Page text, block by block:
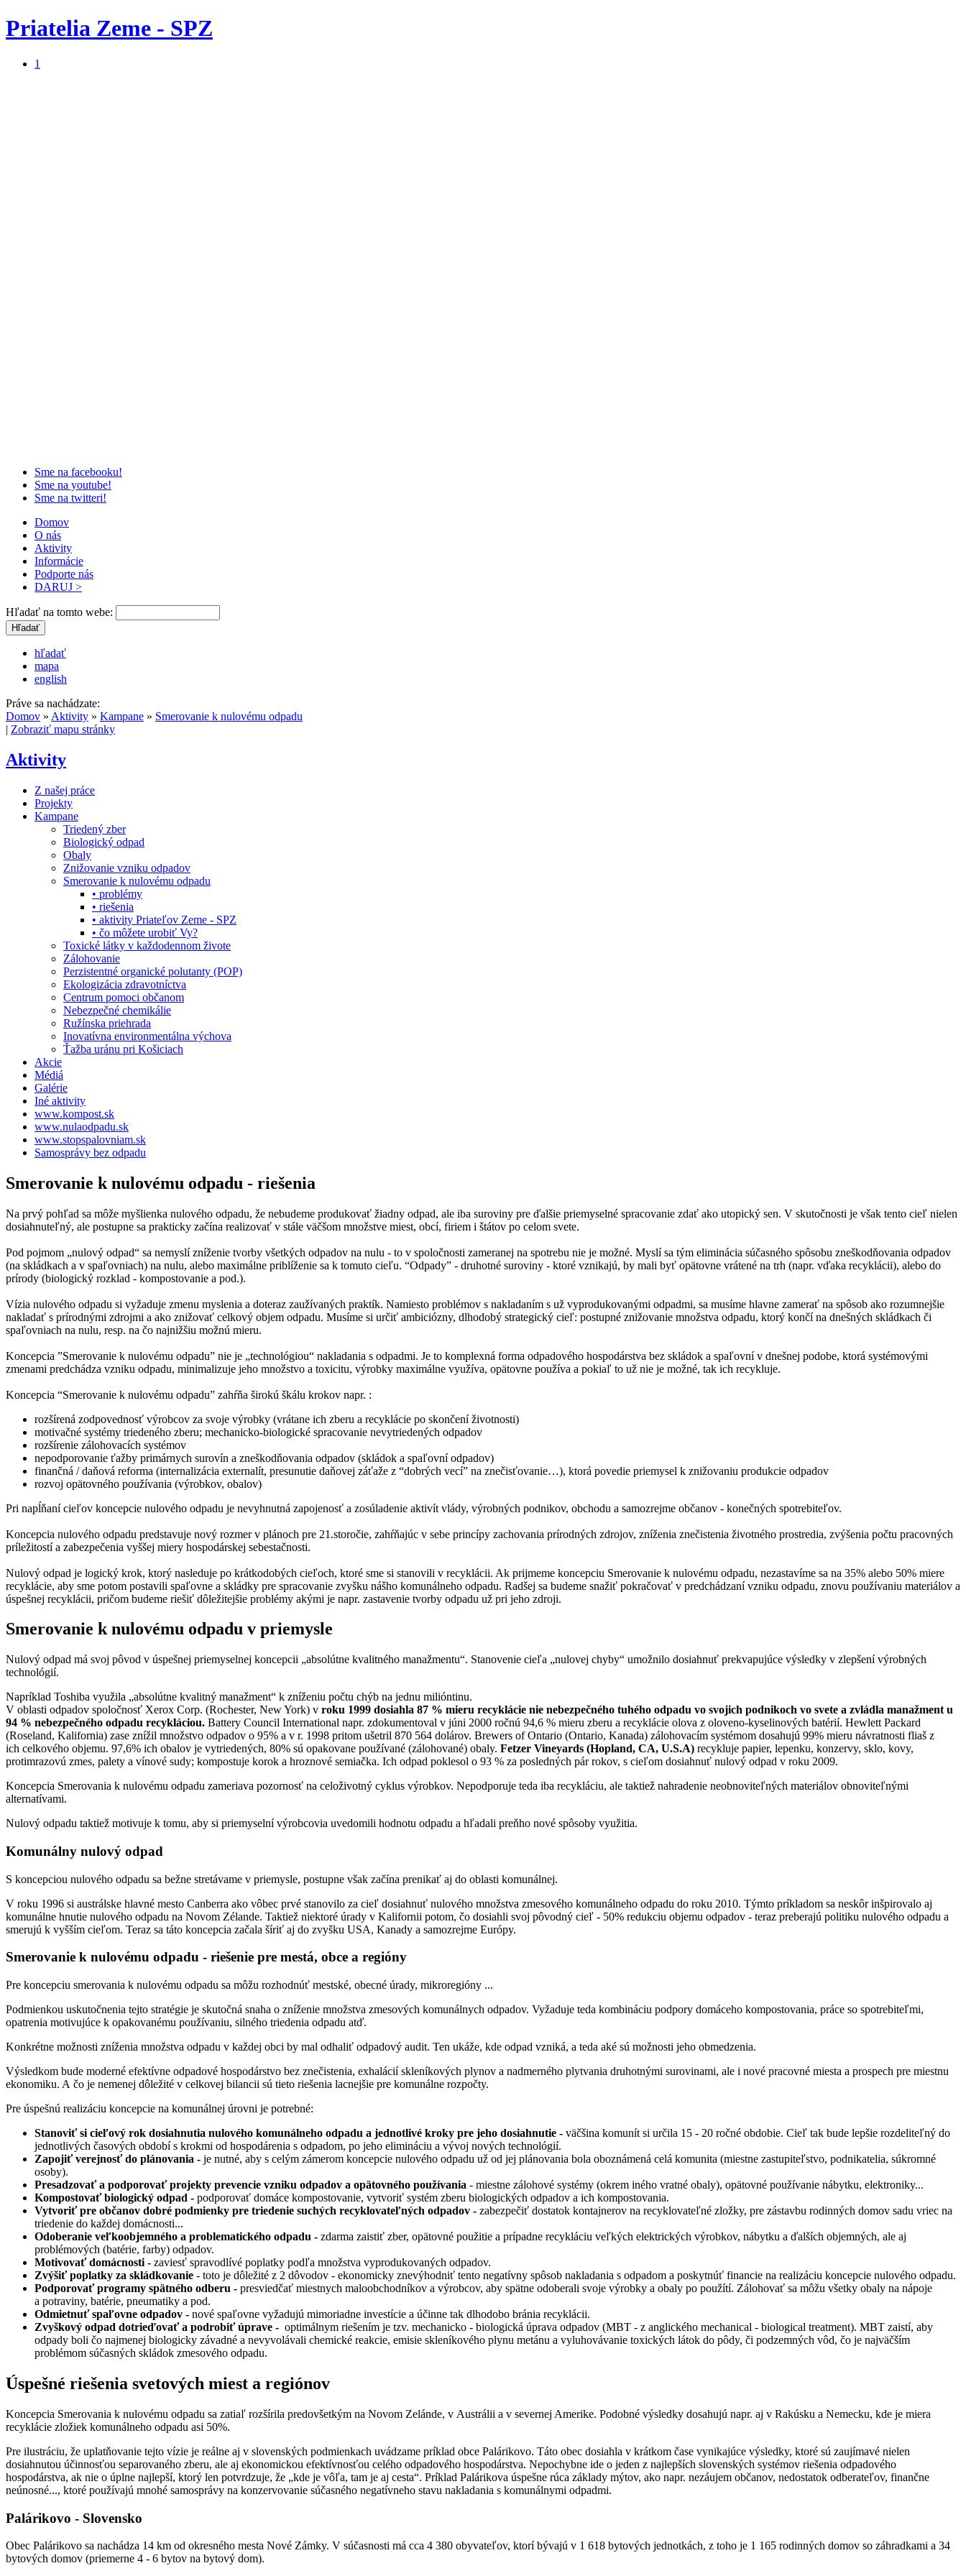
Priatelia Zeme - SPZ
1
Sme na facebooku!
Sme na youtube!
Sme na twitteri!
Domov
O nás
Aktivity
Informácie
Podporte nás
DARUJ >
Hľadať na tomto webe:
hľadať
mapa
english
Práve sa nachádzate:
Domov » Aktivity » Kampane » Smerovanie k nulovému odpadu
| Zobraziť mapu stránky
Aktivity
Z našej práce
Projekty
Kampane
Triedený zber
Biologický odpad
Obaly
Znižovanie vzniku odpadov
Smerovanie k nulovému odpadu
• problémy
• riešenia
• aktivity Priateľov Zeme - SPZ
• čo môžete urobiť Vy?
Toxické látky v každodennom živote
Zálohovanie
Perzistentné organické polutanty (POP)
Ekologizácia zdravotníctva
Centrum pomoci občanom
Nebezpečné chemikálie
Ružínska priehrada
Inovatívna environmentálna výchova
Ťažba uránu pri Košiciach
Akcie
Médiá
Galérie
Iné aktivity
www.kompost.sk
www.nulaodpadu.sk
www.stopspalovniam.sk
Samosprávy bez odpadu
Smerovanie k nulovému odpadu - riešenia
Na prvý pohľad sa môže myšlienka nulového odpadu, že nebudeme produkovať žiadny odpad, ale iba suroviny pre ďalšie priemyselné spracovanie zdať ako utopický sen. V skutočnosti je však tento cieľ nielen
dosiahnuteľný, ale postupne sa prakticky začína realizovať v stále väčšom množstve miest, obcí, firiem i štátov po celom svete.
Pod pojmom „nulový odpad“ sa nemyslí zníženie tvorby všetkých odpadov na nulu - to v spoločnosti zameranej na spotrebu nie je možné. Myslí sa tým eliminácia súčasného spôsobu zneškodňovania odpadov
(na skládkach a v spaľovniach) na nulu, alebo maximálne priblíženie sa k tomuto cieľu. “Odpady” - druhotné suroviny - ktoré vznikajú, by mali byť opätovne vrátené na trh (napr. vďaka recyklácii), alebo do
prírody (biologický rozklad - kompostovanie a pod.).
Vízia nulového odpadu si vyžaduje zmenu myslenia a doteraz zaužívaných praktík. Namiesto problémov s nakladaním s už vyprodukovanými odpadmi, sa musíme hlavne zamerať na spôsob ako rozumnejšie
nakladať s prírodnými zdrojmi a ako znižovať celkový objem odpadu. Musíme si určiť ambiciózny, dlhodobý strategický cieľ: postupné znižovanie množstva odpadu, ktorý končí na dnešných skládkach či
spaľovniach na nulu, resp. na čo najnižšiu možnú mieru.
Koncepcia ”Smerovanie k nulovému odpadu” nie je „technológiou“ nakladania s odpadmi. Je to komplexná forma odpadového hospodárstva bez skládok a spaľovní v dnešnej podobe, ktorá systémovými
zmenami predchádza vzniku odpadu, minimalizuje jeho množstvo a toxicitu, výrobky maximálne využíva, opätovne používa a pokiaľ to už nie je možné, tak ich recykluje.
Koncepcia “Smerovanie k nulovému odpadu” zahŕňa širokú škálu krokov napr. :
rozšírená zodpovednosť výrobcov za svoje výrobky (vrátane ich zberu a recyklácie po skončení životnosti)
motivačné systémy triedeného zberu; mechanicko-biologické spracovanie nevytriedených odpadov
rozšírenie zálohovacích systémov
nepodporovanie ťažby primárnych surovín a zneškodňovania odpadov (skládok a spaľovní odpadov)
finančná / daňová reforma (internalizácia externalít, presunutie daňovej záťaže z “dobrých vecí” na znečisťovanie…), ktorá povedie priemysel k znižovaniu produkcie odpadov
rozvoj opätovného používania (výrobkov, obalov)
Pri napĺňaní cieľov koncepcie nulového odpadu je nevyhnutná zapojenosť a zosúladenie aktivít vlády, výrobných podnikov, obchodu a samozrejme občanov - konečných spotrebiteľov.
Koncepcia nulového odpadu predstavuje nový rozmer v plánoch pre 21.storočie, zahŕňajúc v sebe princípy zachovania prírodných zdrojov, zníženia znečistenia životného prostredia, zvýšenia počtu pracovných
príležitostí a zabezpečenia vyššej miery hospodárskej sebestačnosti.
Nulový odpad je logický krok, ktorý nasleduje po krátkodobých cieľoch, ktoré sme si stanovili v recyklácii. Ak prijmeme koncepciu Smerovanie k nulovému odpadu, nezastavíme sa na 35% alebo 50% miere
recyklácie, aby sme potom postavili spaľovne a skládky pre spracovanie zvyšku nášho komunálneho odpadu. Radšej sa budeme snažiť pokračovať v predchádzaní vzniku odpadu, znovu používaniu materiálov a
úspešnej recyklácii, pričom budeme riešiť dôležitejšie problémy akými je napr. zastavenie tvorby odpadu už pri jeho zdroji.
Smerovanie k nulovému odpadu v priemysle
Nulový odpad má svoj pôvod v úspešnej priemyselnej koncepcii „absolútne kvalitného manažmentu“. Stanovenie cieľa „nulovej chyby“ umožnilo dosiahnuť prekvapujúce výsledky v zlepšení výrobných
technológií.
Napríklad Toshiba využila „absolútne kvalitný manažment“ k zníženiu počtu chýb na jednu milióntinu.
V oblasti odpadov spoločnosť Xerox Corp. (Rochester, New York) v roku 1999 dosiahla 87 % mieru recyklácie nie nebezpečného tuhého odpadu vo svojich podnikoch vo svete a zvládla manažment u
94 % nebezpečného odpadu recykláciou. Battery Council International napr. zdokumentoval v júni 2000 ročnú 94,6 % mieru zberu a recyklácie olova z oloveno-kyselinových batérií. Hewlett Packard
(Roseland, Kalifornia) zase znížil množstvo odpadov o 95% a v r. 1998 pritom ušetril 870 564 dolárov. Brewers of Ontario (Ontario, Kanada) zálohovacím systémom dosahujú 99% mieru návratnosti fliaš z
ich celkového objemu. 97,6% ich obalov je vytriedených, 80% sú opakovane používané (zálohované) obaly. Fetzer Vineyards (Hopland, CA, U.S.A) recykluje papier, lepenku, konzervy, sklo, kovy,
protimrazovú zmes, palety a vínové sudy; kompostuje korok a hroznové semiačka. Ich odpad poklesol o 93 % za posledných pár rokov, s cieľom dosiahnuť nulový odpad v roku 2009.
Koncepcia Smerovania k nulovému odpadu zameriava pozornosť na celoživotný cyklus výrobkov. Nepodporuje teda iba recykláciu, ale taktiež nahradenie neobnoviteľných materiálov obnoviteľnými
alternatívami.
Nulový odpadu taktiež motivuje k tomu, aby si priemyselní výrobcovia uvedomili hodnotu odpadu a hľadali preňho nové spôsoby využitia.
Komunálny nulový odpad
S koncepciou nulového odpadu sa bežne stretávame v priemysle, postupne však začína prenikať aj do oblasti komunálnej.
V roku 1996 si austrálske hlavné mesto Canberra ako vôbec prvé stanovilo za cieľ dosiahnuť nulového množstva zmesového komunálneho odpadu do roku 2010. Týmto príkladom sa neskôr inšpirovalo aj
komunálne hnutie nulového odpadu na Novom Zélande. Taktiež niektoré úrady v Kalifornii potom, čo dosiahli svoj pôvodný cieľ - 50% redukciu objemu odpadov - teraz preberajú politiku nulového odpadu a
smerujú k vyšším cieľom. Teraz sa táto koncepcia začala šíriť aj do zvyšku USA, Kanady a samozrejme Európy.
Smerovanie k nulovému odpadu - riešenie pre mestá, obce a regióny
Pre koncepciu smerovania k nulovému odpadu sa môžu rozhodnúť mestské, obecné úrady, mikroregióny ...
Podmienkou uskutočnenia tejto stratégie je skutočná snaha o zníženie množstva zmesových komunálnych odpadov. Vyžaduje teda kombináciu podpory domáceho kompostovania, práce so spotrebiteľmi,
opatrenia motivujúce k opakovanému používaniu, silného triedenia odpadu atď.
Konkrétne možnosti zníženia množstva odpadu v každej obci by mal odhaliť odpadový audit. Ten ukáže, kde odpad vzniká, a teda aké sú možnosti jeho obmedzenia.
Výsledkom bude moderné efektívne odpadové hospodárstvo bez znečistenia, exhalácií skleníkových plynov a nadmerného plytvania druhotnými surovinami, ale i nové pracovné miesta a prospech pre miestnu
ekonomiku. A čo je nemenej dôležité v celkovej bilancii sú tieto riešenia lacnejšie pre komunálne rozpočty.
Pre úspešnú realizáciu koncepcie na komunálnej úrovni je potrebné:
Stanoviť si cieľový rok dosiahnutia nulového komunálneho odpadu a jednotlivé kroky pre jeho dosiahnutie - väčšina komunít si určila 15 - 20 ročné obdobie. Cieľ tak bude lepšie rozdeliteľný do
jednotlivých časových období s krokmi od hospodárenia s odpadom, po jeho elimináciu a vývoj nových technológií.
Zapojiť verejnosť do plánovania - je nutné, aby s celým zámerom koncepcie nulového odpadu už od jej plánovania bola oboznámená celá komunita (miestne zastupiteľstvo, podnikatelia, súkromné
osoby).
Presadzovať a podporovať projekty prevencie vzniku odpadov a opätovného používania - miestne zálohové systémy (okrem iného vratné obaly), opätovné používanie nábytku, elektroniky...
Kompostovať biologický odpad - podporovať domáce kompostovanie, vytvoriť systém zberu biologických odpadov a ich kompostovania.
Vytvoriť pre občanov dobré podmienky pre triedenie suchých recyklovateľných odpadov - zabezpečiť dostatok kontajnerov na recyklovateľné zložky, pre zástavbu rodinných domov sadu vriec na
triedenie do každej domácnosti...
Odoberanie veľkoobjemného a problematického odpadu - zdarma zaistiť zber, opätovné použitie a prípadne recykláciu veľkých elektrických výrobkov, nábytku a ďalších objemných, ale aj
problémových (batérie, farby) odpadov.
Motivovať domácnosti - zaviesť spravodlívé poplatky podľa množstva vyprodukovaných odpadov.
Zvýšiť poplatky za skládkovanie - toto je dôležité z 2 dôvodov - ekonomicky znevýhodniť tento negatívny spôsob nakladania s odpadom a poskytnúť financie na realizáciu koncepcie nulového odpadu.
Podporovať programy spätného odberu - presviedčať miestnych maloobchodníkov a výrobcov, aby spätne odoberali svoje výrobky a obaly po použítí. Zálohovať sa môžu všetky obaly na nápoje
a potraviny, batérie, pneumatiky a pod.
Odmietnuť spaľovne odpadov - nové spaľovne vyžadujú mimoriadne investície a účinne tak dlhodobo bránia recyklácii.
Zvyškový odpad dotrieďovať a podrobiť úprave - optimálnym riešením je tzv. mechanicko - biologická úprava odpadov (MBT - z anglického mechanical - biological treatment). MBT zaistí, aby
odpady boli čo najmenej biologicky závadné a nevyvolávali chemické reakcie, emisie skleníkového plynu metánu a vyluhovávanie toxických látok do pôdy, či podzemných vôd, čo je najväčším
problémom súčasných skládok zmesového odpadu.
Úspešné riešenia svetových miest a regiónov
Koncepcia Smerovania k nulovému odpadu sa zatiaľ rozšírila predovšetkým na Novom Zelánde, v Austrálii a v severnej Amerike. Podobné výsledky dosahujú napr. aj v Rakúsku a Nemecku, kde je miera
recyklácie zložiek komunálneho odpadu asi 50%.
Pre ilustráciu, že uplatňovanie tejto vízie je reálne aj v slovenských podmienkach uvádzame príklad obce Palárikovo. Táto obec dosiahla v krátkom čase vynikajúce výsledky, ktoré sú zaujímavé nielen
dosiahnutou účinnosťou separovaného zberu, ale aj ekonomickou efektívnosťou celého odpadového hospodárstva. Nepochybne ide o jeden z najlepších slovenských systémov riešenia odpadového
hospodárstva, ak nie o úplne najlepší, ktorý len potvrdzuje, že „kde je vôľa, tam je aj cesta“. Príklad Palárikova úspešne rúca základy mýtov, ako napr. nezáujem občanov, nedostatok odberateľov, finančne
neúnosné..., ktoré používajú mnohé samosprávy na konzervovanie súčasného negatívneho stavu nakladania s komunálnymi odpadmi.
Palárikovo - Slovensko
Obec Palárikovo sa nachádza 14 km od okresného mesta Nové Zámky. V súčasnosti má cca 4 380 obyvateľov, ktorí bývajú v 1 618 bytových jednotkách, z toho je 1 165 rodinných domov so záhradkami a 34
bytových domov (priemerne 4 - 6 bytov na bytový dom).